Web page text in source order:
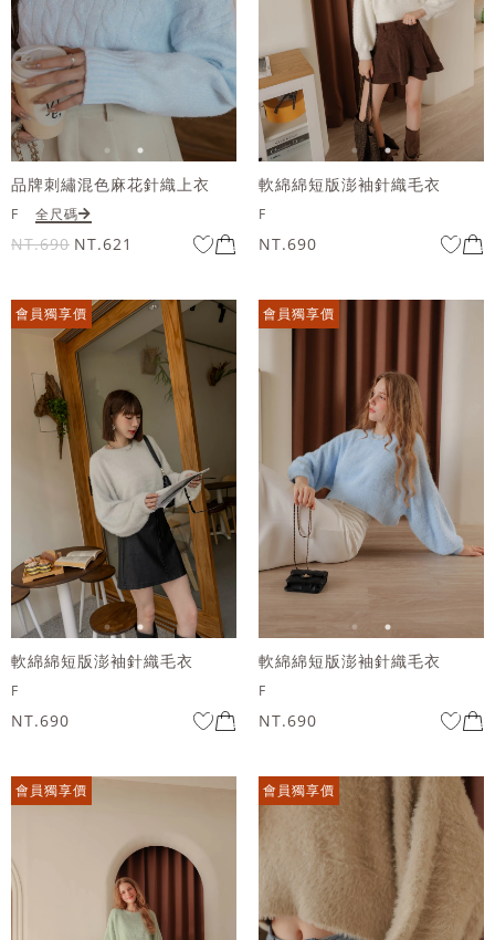
品牌刺繡混色麻花針織上衣
F 全尺碼
NT.690 NT.621
軟綿綿短版澎袖針織毛衣
F
NT.690
會員獨享價
軟綿綿短版澎袖針織毛衣
F
NT.690
會員獨享價
軟綿綿短版澎袖針織毛衣
F
NT.690
會員獨享價 會員獨享價